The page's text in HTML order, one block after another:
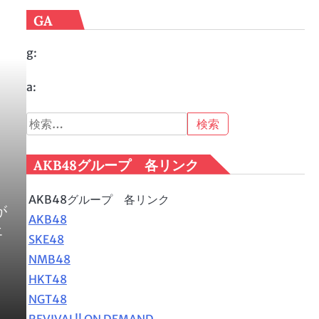
GA
g:
a:
検
索:
AKB48グループ 各リンク
AKB48グループ 各リンク
AKB48
SKE48
NMB48
HKT48
NGT48